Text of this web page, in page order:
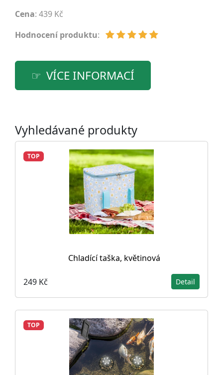
Cena: 439 Kč
Hodnocení produktu:
VÍCE INFORMACÍ
Vyhledávané produkty
TOP
Chladící taška, květinová
249 Kč Detail
TOP